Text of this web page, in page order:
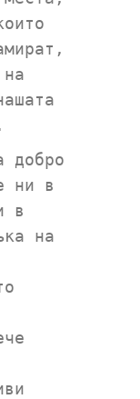
добро
ни в
в
на